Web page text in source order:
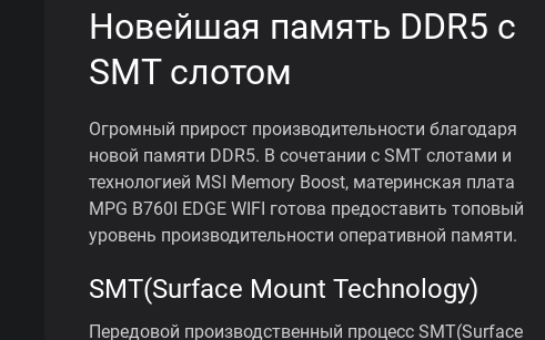
Новейшая память DDR5 с
SMT слотом
Огромный прирост производительности благодаря
новой памяти DDR5. В сочетании с SMT слотами и
технологией MSI Memory Boost, материнская плата
MPG B760I EDGE WIFI готова предоставить топовый
уровень производительности оперативной памяти.
SMT(Surface Mount Technology)
Передовой производственный процесс SMT(Surface